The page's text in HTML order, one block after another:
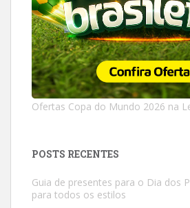
Ofertas Copa do Mundo 2026 na
POSTS RECENTES
Guia de presentes para o Dia dos
para todos os estilos